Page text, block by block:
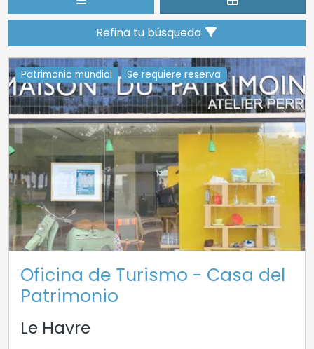
Refina tu búsqueda
Patrimonio mundial Se requiere reserva
Oficina de Turismo - Casa del
Patrimonio
Le Havre